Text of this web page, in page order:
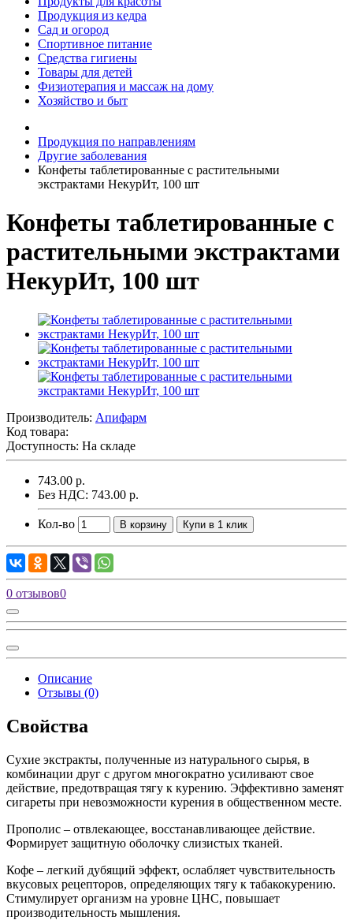
Продукция из кедра
Сад и огород
Спортивное питание
Средства гигиены
Товары для детей
Физиотерапия и массаж на дому
Хозяйство и быт
Продукция по направлениям
Другие заболевания
Конфеты таблетированные с растительными
экстрактами НекурИт, 100 шт
Конфеты таблетированные с
растительными экстрактами
НекурИт, 100 шт
Производитель: Апифарм
Код товара:
Доступность: На складе
743.00 р.
Без НДС: 743.00 р.
Кол-во В корзину Купи в 1 клик
0 отзывов0
Описание
Отзывы (0)
Свойства
Сухие экстракты, полученные из натурального сырья, в
комбинации друг с другом многократно усиливают свое
действие, предотвращая тягу к курению. Эффективно заменят
сигареты при невозможности курения в общественном месте.
Прополис – отвлекающее, восстанавливающее действие.
Формирует защитную оболочку слизистых тканей.
Кофе – легкий дубящий эффект, ослабляет чувствительность
вкусовых рецепторов, определяющих тягу к табакокурению.
Стимулирует организм на уровне ЦНС, повышает
производительность мышления.